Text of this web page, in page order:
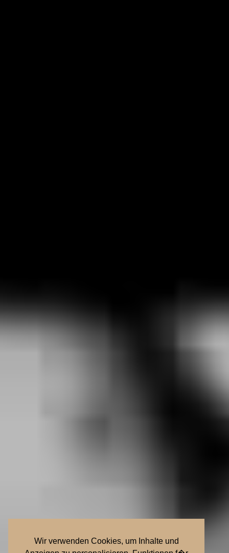
Wir verwenden Cookies, um Inhalte und